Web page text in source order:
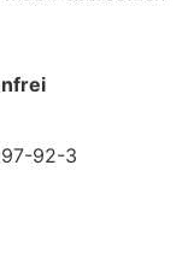
92-3